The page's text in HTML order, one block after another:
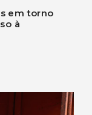
em torno
à